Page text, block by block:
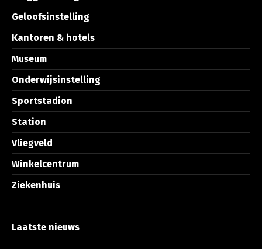
Geloofsinstelling
Kantoren & hotels
Museum
Onderwijsinstelling
Sportstadion
Station
Vliegveld
Winkelcentrum
Ziekenhuis
Laatste nieuws